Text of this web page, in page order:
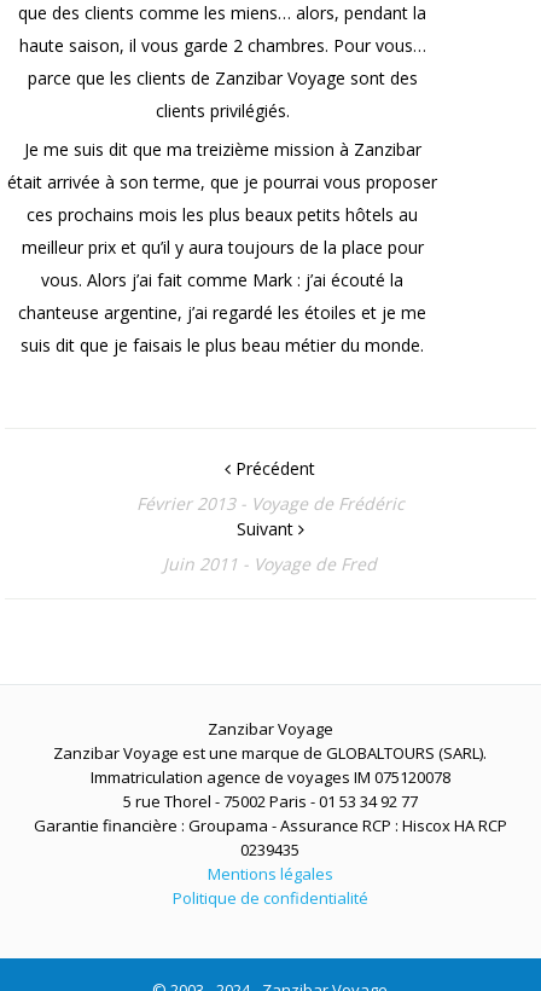
que des clients comme les miens… alors, pendant la
haute saison, il vous garde 2 chambres. Pour vous…
parce que les clients de Zanzibar Voyage sont des
clients privilégiés.
Je me suis dit que ma treizième mission à Zanzibar
était arrivée à son terme, que je pourrai vous proposer
ces prochains mois les plus beaux petits hôtels au
meilleur prix et qu’il y aura toujours de la place pour
vous. Alors j’ai fait comme Mark : j’ai écouté la
chanteuse argentine, j’ai regardé les étoiles et je me
suis dit que je faisais le plus beau métier du monde.
Précédent
Février 2013 - Voyage de Frédéric
Suivant
Juin 2011 - Voyage de Fred
Zanzibar Voyage
Zanzibar Voyage est une marque de GLOBALTOURS (SARL).
Immatriculation agence de voyages IM 075120078
5 rue Thorel - 75002 Paris - 01 53 34 92 77
Garantie financière : Groupama - Assurance RCP : Hiscox HA RCP
0239435
Mentions légales
Politique de confidentialité